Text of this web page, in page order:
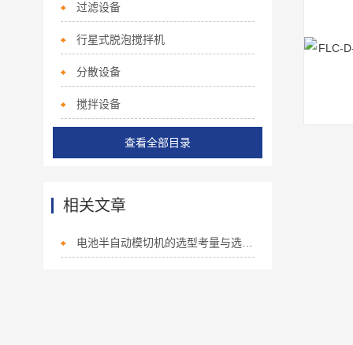
过滤设备
行星式脱泡搅拌机
分散设备
搅拌设备
查看全部目录
相关文章
电池半自动模切机的选型考量与选购指南